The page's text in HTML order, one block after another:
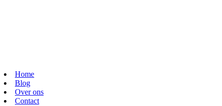
Home
Blog
Over ons
Contact